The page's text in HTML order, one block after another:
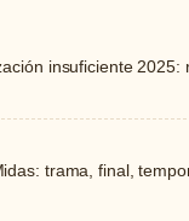
insuficiente
trama, final,